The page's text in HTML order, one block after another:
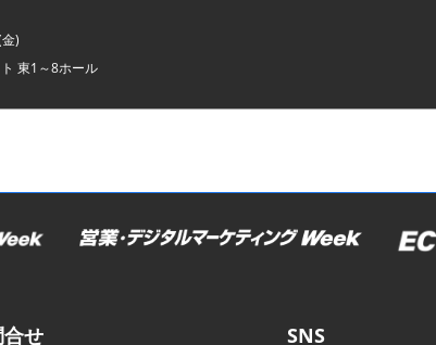
)
東1～8ホール
せ SNS